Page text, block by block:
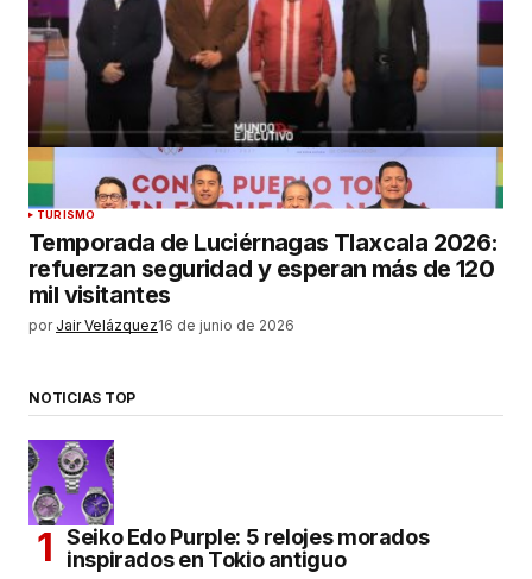
TURISMO
Temporada de Luciérnagas Tlaxcala 2026:
refuerzan seguridad y esperan más de 120
mil visitantes
por Jair Velázquez16 de junio de 2026
NOTICIAS TOP
Seiko Edo Purple: 5 relojes morados
inspirados en Tokio antiguo